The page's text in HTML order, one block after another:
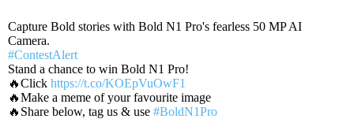
Capture Bold stories with Bold N1 Pro's fearless 50 MP AI
Camera. ​
#ContestAlert
Stand a chance to win Bold N1 Pro! ​
🔥Click https://t.co/KOEpVuOwF1
🔥Make a meme of your favourite image​
🔥Share below, tag us & use #BoldN1Pro